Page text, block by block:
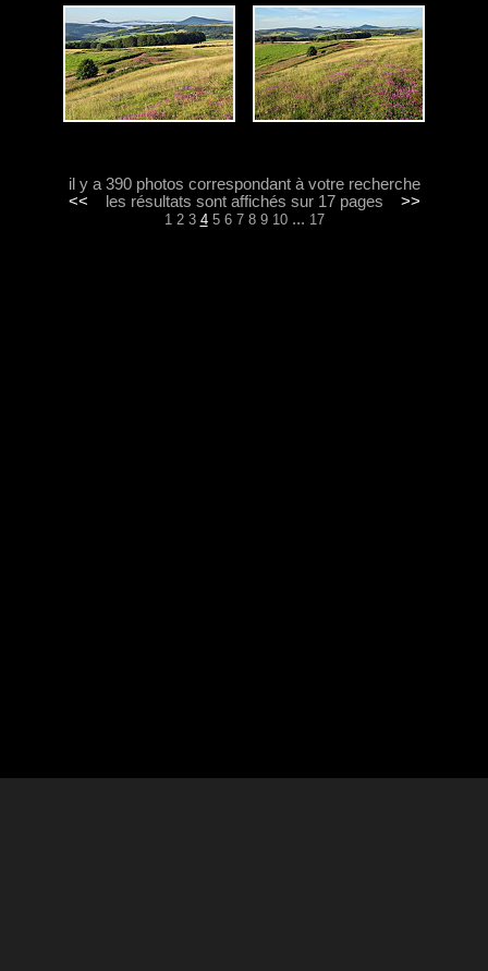
il y a 390 photos correspondant à votre recherche
<< les résultats sont affichés sur 17 pages >>
1 2 3 4 5 6 7 8 9 10... 17